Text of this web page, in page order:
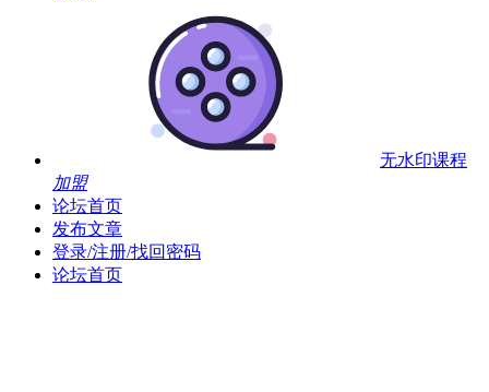
无水印课程
加盟
论坛首页
发布文章
登录/注册/找回密码
论坛首页